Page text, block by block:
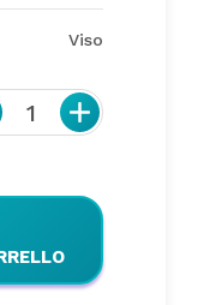
Viso
1